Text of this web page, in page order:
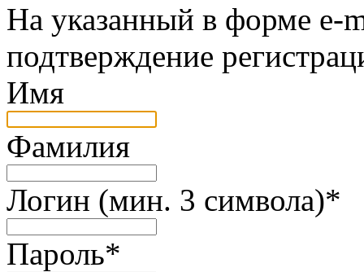
На указанный в форме e-
подтверждение
Имя
Фамилия
Логин (мин. 3 символа)*
Пароль*